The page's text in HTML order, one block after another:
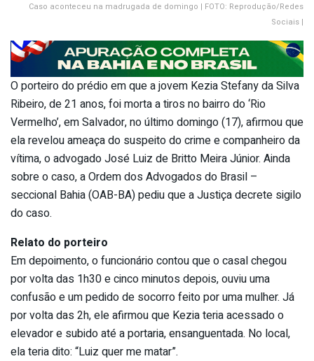
Caso aconteceu na madrugada de domingo | FOTO: Reprodução/Redes
Sociais |
O porteiro do prédio em que a jovem Kezia Stefany da Silva
Ribeiro, de 21 anos, foi morta a tiros no bairro do ‘Rio
Vermelho’, em Salvador, no último domingo (17), afirmou que
ela revelou ameaça do suspeito do crime e companheiro da
vítima, o advogado José Luiz de Britto Meira Júnior. Ainda
sobre o caso, a Ordem dos Advogados do Brasil –
seccional Bahia (OAB-BA) pediu que a Justiça decrete sigilo
do caso.
Relato do porteiro
Em depoimento, o funcionário contou que o casal chegou
por volta das 1h30 e cinco minutos depois, ouviu uma
confusão e um pedido de socorro feito por uma mulher. Já
por volta das 2h, ele afirmou que Kezia teria acessado o
elevador e subido até a portaria, ensanguentada. No local,
ela teria dito: “Luiz quer me matar”.